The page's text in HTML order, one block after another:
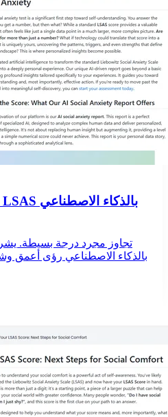
تجاوز مجرد درجة بسيطة.
بالذكاء الاصطناعي رؤى أعمق